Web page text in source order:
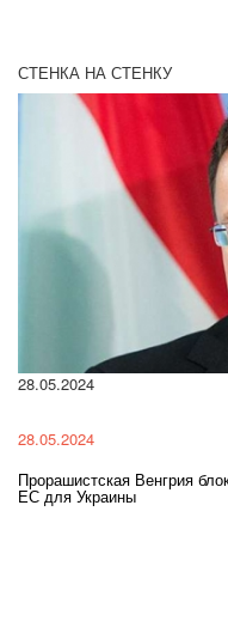
СТЕНКА НА СТЕНКУ
28.05.2024
28.05.2024
Прорашистская Венгрия
ЕС для Украины